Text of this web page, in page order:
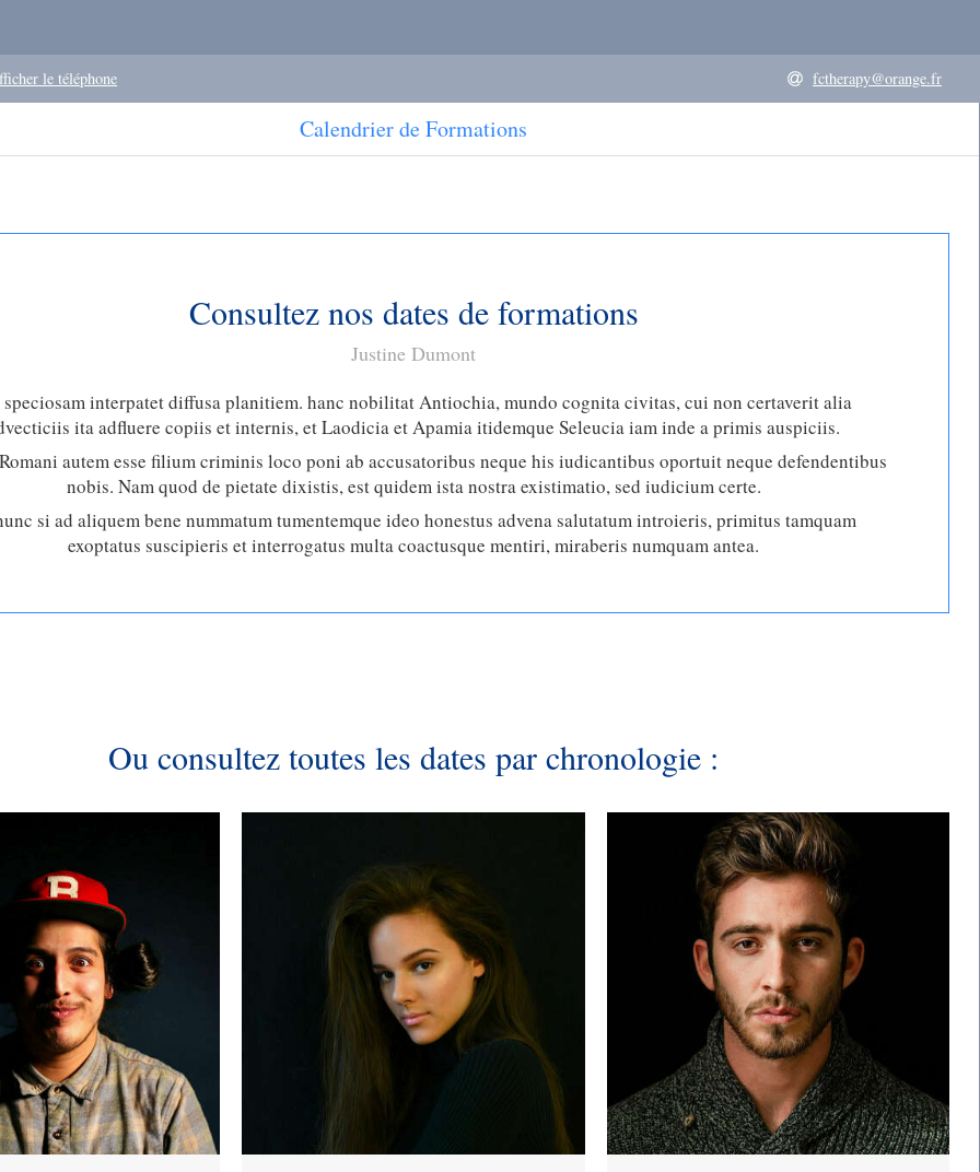
le téléphone fctherapy@orange.fr
Calendrier de Formations
Consultez nos dates de formations
Justine Dumont
speciosam interpatet diffusa planitiem. hanc nobilitat Antiochia, mundo cognita civitas, cui non certaverit alia
ita adfluere copiis et internis, et Laodicia et Apamia itidemque Seleucia iam inde a primis auspiciis.
autem esse filium criminis loco poni ab accusatoribus neque his iudicantibus oportuit neque defendentibus
nobis. Nam quod de pietate dixistis, est quidem ista nostra existimatio, sed iudicium certe.
si ad aliquem bene nummatum tumentemque ideo honestus advena salutatum introieris, primitus tamquam
exoptatus suscipieris et interrogatus multa coactusque mentiri, miraberis numquam antea.
Ou consultez toutes les dates par chronologie :